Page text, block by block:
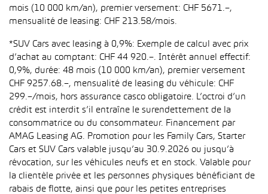
mois (10 000 km/an), premier versement: CHF 5671.–,
mensualité de leasing: CHF 213.58/mois.
*SUV Cars avec leasing à 0,9%: Exemple de calcul avec prix
d’achat au comptant: CHF 44 920.–. Intérêt annuel effectif:
0,9%, durée: 48 mois (10 000 km/an), premier versement
CHF 9257.68.–, mensualité de leasing du véhicule: CHF
299.–/mois, hors assurance casco obligatoire. L’octroi d’un
crédit est interdit s’il entraîne le surendettement de la
consommatrice ou du consommateur. Financement par
AMAG Leasing AG. Promotion pour les Family Cars, Starter
Cars et SUV Cars valable jusqu’au 30.9.2026 ou jusqu’à
révocation, sur les véhicules neufs et en stock. Valable pour
la clientèle privée et les personnes physiques bénéficiant de
rabais de flotte, ainsi que pour les petites entreprises